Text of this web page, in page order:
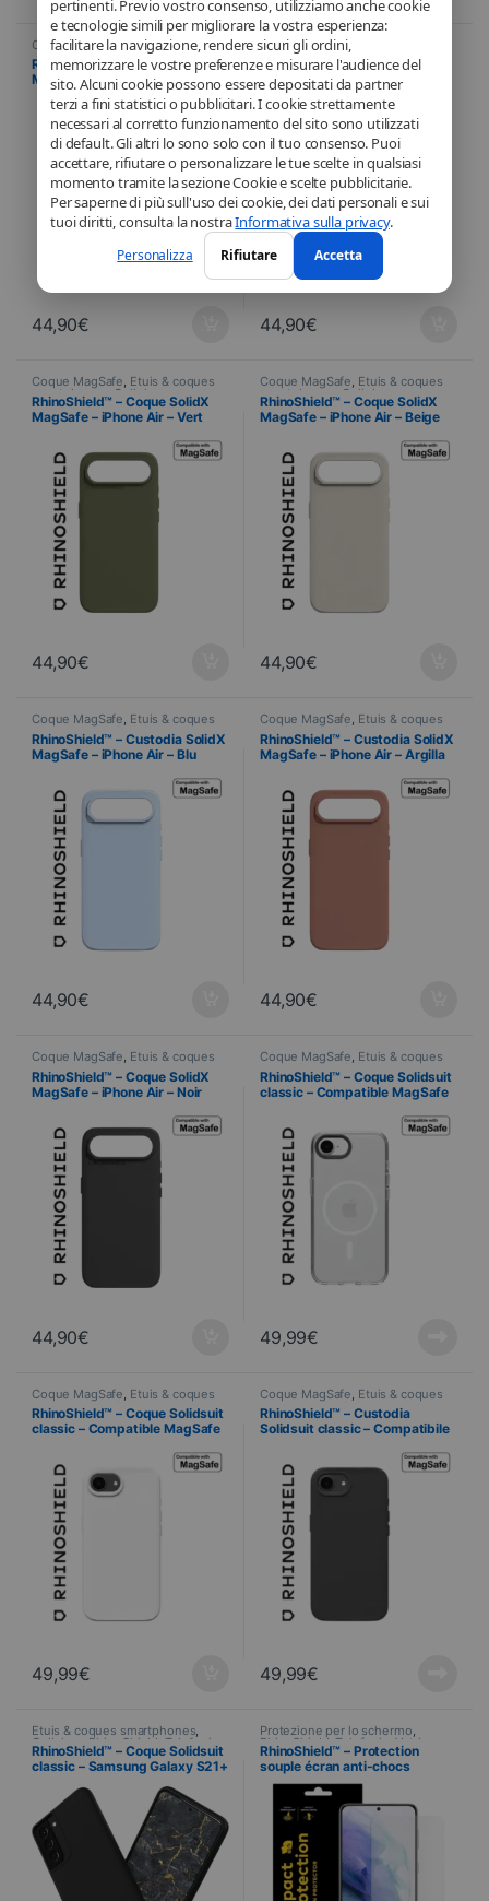
pertinenti. Previo vostro consenso, utilizziamo anche cookie
e tecnologie simili per migliorare la vostra esperienza:
facilitare la navigazione, rendere sicuri gli ordini,
memorizzare le vostre preferenze e misurare l'audience del
sito. Alcuni cookie possono essere depositati da partner
terzi a fini statistici o pubblicitari. I cookie strettamente
necessari al corretto funzionamento del sito sono utilizzati
di default. Gli altri lo sono solo con il tuo consenso. Puoi
accettare, rifiutare o personalizzare le tue scelte in qualsiasi
momento tramite la sezione Cookie e scelte pubblicitarie.
Per saperne di più sull'uso dei cookie, dei dati personali e sui
tuoi diritti, consulta la nostraInformativa sulla privacy.
Personalizza Rifiutare Accetta
Coque MagSafe,Étuis & coques
smartphones Cellulare
RhinoShield,Telefonia
RhinoShield™ – Custodia SolidX
MagSafe – iPhone 17 – Nero
44,90€
Coque MagSafe
smartphones , Cellulare
RhinoShield, Telefonia
RhinoShield™ – Coque SolidX
MagSafe – iPhone Air – Bleu
Ocean
44,90€
Coque MagSafe, Étuis & coques
smartphones, Cellulare
RhinoShield,Telefonia
RhinoShield™ – Coque SolidX
MagSafe – iPhone Air – Vert
44,90€
Coque MagSafe, Étuis & coques
smartphones, Cellulare
RhinoShield,Telefonia
RhinoShield™ – Coque SolidX
MagSafe – iPhone Air – Beige
44,90€
Coque MagSafe, Étuis & coques
smartphones, Cellulare
RhinoShield,Telefonia
RhinoShield™ – Custodia SolidX
MagSafe – iPhone Air – Blu
44,90€
Coque MagSafe, Étuis & coques
smartphones, Cellulare
RhinoShield,Telefonia
RhinoShield™ – Custodia SolidX
MagSafe – iPhone Air – Argilla
44,90€
Coque MagSafe, Étuis & coques
smartphones, Cellulare
RhinoShield,Telefonia
RhinoShield™ – Coque SolidX
MagSafe – iPhone Air – Noir
44,90€
Coque MagSafe, Étuis & coques
smartphones, Cellulare
RhinoShield,Telefonia
RhinoShield™ – Coque Solidsuit
classic – Compatible MagSafe
49,99€
Coque MagSafe Étuis & coques
smartphones, Cellulare
RhinoShield,Telefonia
RhinoShield™ – Coque Solidsuit
classic – Compatible MagSafe
49,99€
Coque MagSafe Étuis & coques
smartphones, Cellulare
RhinoShield,Telefonia
RhinoShield™ – Custodia
Solidsuit classic – Compatibile
49,99€
Étuis & coques smartphones,
Cellulare, RhinoShield Telefonia
RhinoShield™ – Coque Solidsuit
classic – Samsung Galaxy S21+
Protezione per lo schermo,
RhinoShield,Telefonia Vetri
temperati
RhinoShield™ – Protection
souple écran anti-chocs
Impact™ Flex™ – Samsung
Galaxy S21+